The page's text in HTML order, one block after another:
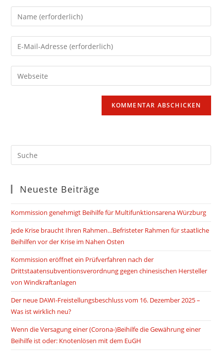
Gib
deinen
Namen
oder
zum
Kommentieren
Gib
deine
E-
Mail-
Gib
deine
Neueste Beiträge
Kommission genehmigt Beihilfe für Multifunktionsarena Würzburg
Jede Krise braucht Ihren Rahmen…Befristeter Rahmen für staatliche
Beihilfen vor der Krise im Nahen Osten
Kommission eröffnet ein Prüfverfahren nach der
Drittstaatensubventionsverordnung gegen chinesischen Hersteller
von Windkraftanlagen
Der neue DAWI-Freistellungsbeschluss vom 16. Dezember 2025 –
Was ist wirklich neu?
Wenn die Versagung einer (Corona-)Beihilfe die Gewährung einer
Beihilfe ist oder: Knotenlösen mit dem EuGH